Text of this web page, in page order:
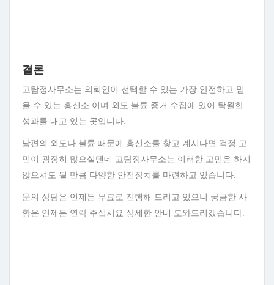
결론
고탐정사무소는 의뢰인이 선택할 수 있는 가장 안전하고 믿
을 수 있는 흥신소 이며 외도 불륜 증거 수집에 있어 탁월한
성과를 내고 있는 곳입니다.
남편의 외도나 불륜 때문에 흥신소를 찾고 계시다면 걱정 고
민이 굉장히 많으실텐데 고탐정사무소는 이러한 고민은 하지
않으셔도 될 만큼 다양한 안전장치를 마련하고 있습니다.
문의 상담은 언제든 무료로 진행해 드리고 있으니 궁금한 사
항은 언제든 연락 주십시요 상세한 안내 도와드리겠습니다.